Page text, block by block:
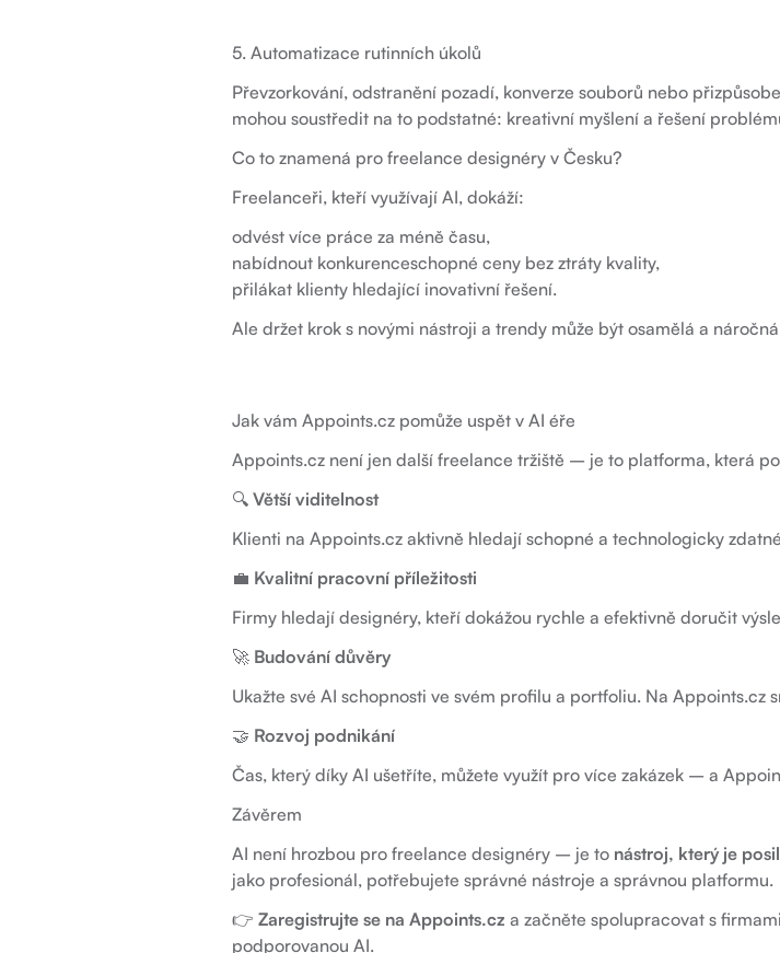
5. Automatizace rutinních úkolů
Převzorkování, odstranění pozadí, konverze souborů nebo
mohou soustředit na to podstatné: kreativní myšlení a řešení
Co to znamená pro freelance designéry v Česku?
Freelanceři, kteří využívají AI, dokáží:
odvést více práce za méně času,
nabídnout konkurenceschopné ceny bez ztráty kvality,
přilákat klienty hledající inovativní řešení.
Ale držet krok s novými nástroji a trendy může být osamělá a
Jak vám Appoints.cz pomůže uspět v AI éře
Appoints.cz není jen další freelance tržiště – je to platforma, která
🔍 Větší viditelnost
Klienti na Appoints.cz aktivně hledají schopné a technologicky
💼 Kvalitní pracovní příležitosti
Firmy hledají designéry, kteří dokážou rychle a efektivně doručit
🚀 Budování důvěry
Ukažte své AI schopnosti ve svém profilu a portfoliu. Na
🤝 Rozvoj podnikání
Čas, který díky AI ušetříte, můžete využít pro více zakázek – a
Závěrem
AI není hrozbou pro freelance designéry – je to nástroj, který je
jako profesionál, potřebujete správné nástroje a správnou platformu.
👉 Zaregistrujte se na Appoints.cz a začněte spolupracovat s
podporovanou AI.